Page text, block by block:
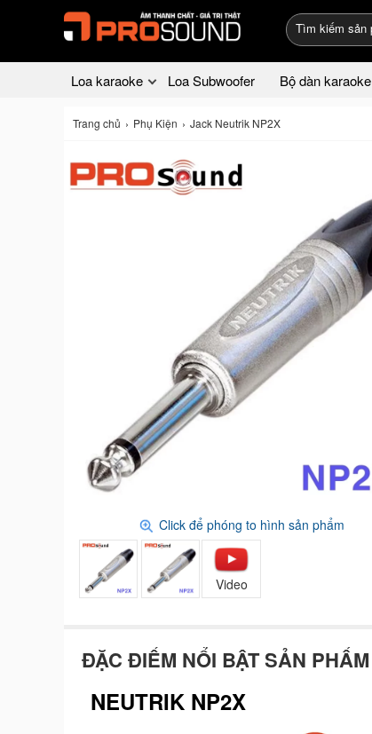
Loa karaoke Loa Subwoofer Bộ dàn karaoke
Trang chủ Phụ Kiện Jack Neutrik NP2X
Click để phóng to hình sản phẩm
Video
ĐẶC ĐIỂM NỔI BẬT SẢN PHẨM
NEUTRIK NP2X